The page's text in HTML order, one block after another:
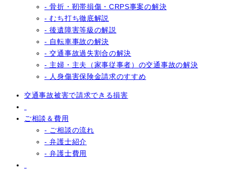
- 骨折・靭帯損傷・CRPS事案の解決
- むち打ち徹底解説
- 後遺障害等級の解説
- 自転車事故の解決
- 交通事故過失割合の解決
- 主婦・主夫（家事従事者）の交通事故の解決
- 人身傷害保険金請求のすすめ
交通事故被害で請求できる損害
ご相談＆費用
- ご相談の流れ
- 弁護士紹介
- 弁護士費用